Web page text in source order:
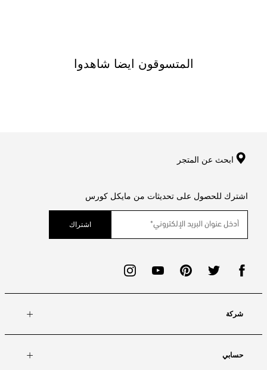
المتسوقون ايضا شاهدوا
ابحث عن المتجر
اشترك للحصول على تحديثات من مايكل كورس
اشتراك
شركة
حسابي